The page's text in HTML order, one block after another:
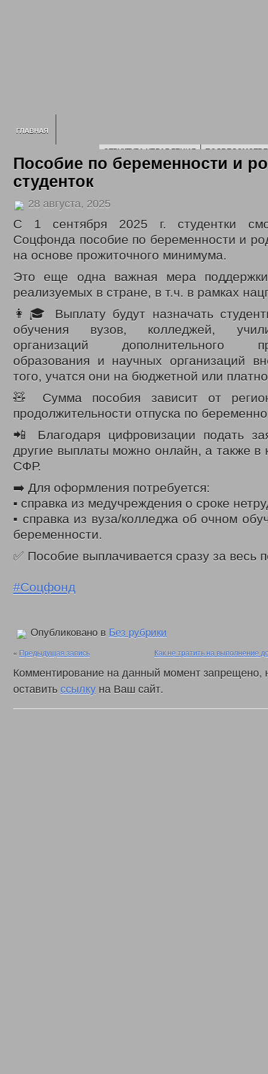
ГЛАВНАЯ
ИНФОРМАЦИЯ О УСЗН
СТРУКТУРА УПРАВЛЕНИЯ
ПЛАН
НОРМАТИВНЫЕ ДОКУМЕНТЫ УПРАВЛЕНИЯ
ГОСУДАРСТВЕННЫЕ УСЛУГИ
ГОСУДАРСТВЕННОЕ ЮРИДИЧЕСКОЕ
ОТДЕЛ ПО ДЕЛАМ ДЕТЕЙ, ЖЕНЩИН, СЕМЬИ
ЕЖЕМЕСЯЧНАЯ
МНОГОДЕТНЫМ СЕМЬЯМ
ОБЕСПЕЧЕНИЕ ПОЛНОЦЕННЫМ
ВЫДАЧА УДОСТОВЕРЕНИЙ МНОГОДЕТНЫМ МАТЕРЯМ
ВЫПЛАТЫ СЕМЬЯМ ВОЕННОСЛУЖАЩИМ И ЧЛЕНАМ ИХ СЕМЕЙ И
ОТДЕЛ СОЦИАЛЬНО-ПРАВОВОЙ ЗАЩИТЫ НАСЕЛЕНИЯ
АДРЕСНАЯ СОЦИАЛЬНАЯ ПОМОЩЬ
ВЫДАЧА СПРАВОК О
СУБСИДИИ НА ОПЛАТУ ЖИЛОГО ПОМЕЩЕНИЯ И КОММУНАЛЬНЫХ
ПРОЕЗД ОТДЕЛЬНЫМИ ВИДАМИ ТРАНСПОРТА
ДЕНЕЖНЫЕ
ВОЗМЕЩЕНИЕ РАСХОДОВ НА ПОГРЕБЕНИЕ
РЕГИОНАЛЬНЫЕ
ПРИКАЗЫ УПРАВЛЕНИЯ
ДОСТУПНАЯ СРЕДА ДАТЧИКИ УГАРНОГО ГАЗА
ВИДЕО
С ДНЕМ СОЦИАЛЬНОГО РАБОТНИКА
ДЕНЬ
В ЦЕНТРЕ ВНИМАНИЯ – ПОЖАРНАЯ БЕЗОПАСНОСТЬ
КОНТАКТЫ
Пособие по беременности и
студенток
28 августа, 2025
С 1 сентября 2025 г. студентки
Соцфонда пособие по беременности и
на основе прожиточного минимума.
Это еще одна важная мера
реализуемых в стране, в т.ч. в рамках
👩🎓 Выплату будут назначать
обучения вузов, колледжей,
организаций дополнительного
образования и научных организаций
того, учатся они на бюджетной или
🧸 Сумма пособия зависит от
продолжительности отпуска по
📲 Благодаря цифровизации подать
другие выплаты можно онлайн, а также в
СФР.
➡️ Для оформления потребуется:
▪️ справка из медучреждения о сроке
▪️ справка из вуза/колледжа об очном
беременности.
✅ Пособие выплачивается сразу за весь
#Соцфонд
Опубликовано в Без рубрики
« Предыдущая запись Как не тратить на выполнение
Комментирование на данный момент запрещено,
оставитьссылку на Ваш сайт.